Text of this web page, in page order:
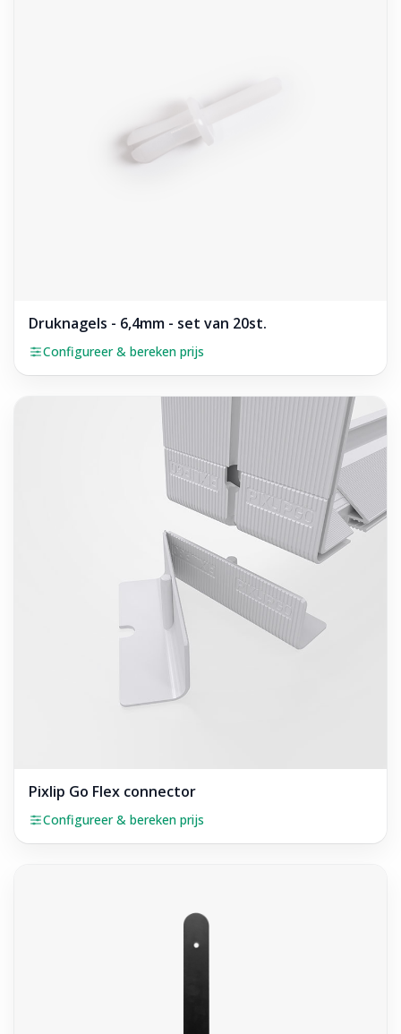
Druknagels - 6,4mm - set van 20st.
Configureer & bereken prijs
Pixlip Go Flex connector
Configureer & bereken prijs